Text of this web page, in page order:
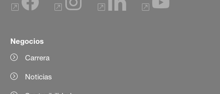
Negocios
Carrera
Noticias